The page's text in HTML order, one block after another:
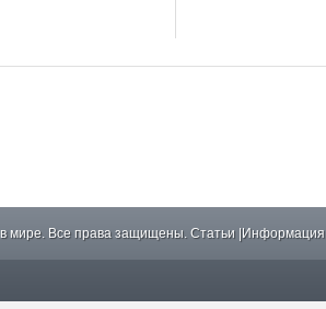
мире. Все права защищены. Статьи |Информация